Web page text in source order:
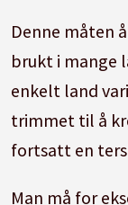
Denne måten
brukt i mange
enkelt land
trimmet til å
fortsatt en
Man må for